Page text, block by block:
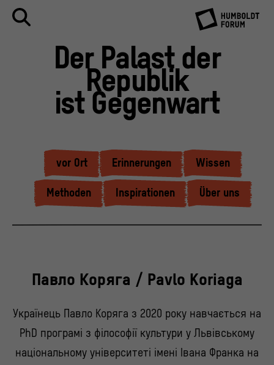
Der Palast der
Republik
ist Gegenwart
vor Ort Erinnerungen Wissen
Methoden Inspirationen Über uns
Павло Коряга / Pavlo Koriaga
Українець Павло Коряга з 2020 року навчається на
PhD програмі з філософії культури у Львівському
національному університеті імені Івана Франка на